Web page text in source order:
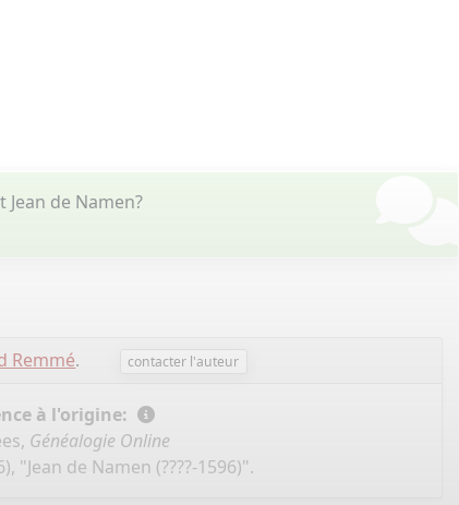
de Namen?
Remmé. contacter l'auteur
à l'origine:
Généalogie Online
"Jean de Namen (????-1596)".